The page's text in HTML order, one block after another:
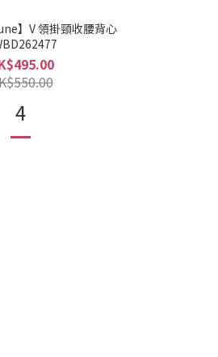
】V 領掛頸收腰背心
4